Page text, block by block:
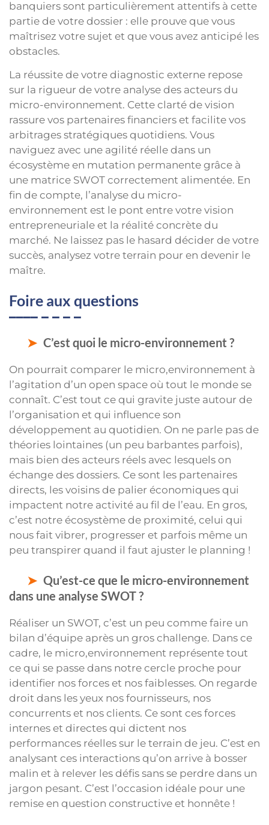
banquiers sont particulièrement attentifs à cette
partie de votre dossier : elle prouve que vous
maîtrisez votre sujet et que vous avez anticipé les
obstacles.
La réussite de votre diagnostic externe repose
sur la rigueur de votre analyse des acteurs du
micro-environnement. Cette clarté de vision
rassure vos partenaires financiers et facilite vos
arbitrages stratégiques quotidiens. Vous
naviguez avec une agilité réelle dans un
écosystème en mutation permanente grâce à
une matrice SWOT correctement alimentée. En
fin de compte, l’analyse du micro-
environnement est le pont entre votre vision
entrepreneuriale et la réalité concrète du
marché. Ne laissez pas le hasard décider de votre
succès, analysez votre terrain pour en devenir le
maître.
Foire aux questions
C’est quoi le micro-environnement ?
On pourrait comparer le micro,environnement à
l’agitation d’un open space où tout le monde se
connaît. C’est tout ce qui gravite juste autour de
l’organisation et qui influence son
développement au quotidien. On ne parle pas de
théories lointaines (un peu barbantes parfois),
mais bien des acteurs réels avec lesquels on
échange des dossiers. Ce sont les partenaires
directs, les voisins de palier économiques qui
impactent notre activité au fil de l’eau. En gros,
c’est notre écosystème de proximité, celui qui
nous fait vibrer, progresser et parfois même un
peu transpirer quand il faut ajuster le planning !
Qu’est-ce que le micro-environnement
dans une analyse SWOT ?
Réaliser un SWOT, c’est un peu comme faire un
bilan d’équipe après un gros challenge. Dans ce
cadre, le micro,environnement représente tout
ce qui se passe dans notre cercle proche pour
identifier nos forces et nos faiblesses. On regarde
droit dans les yeux nos fournisseurs, nos
concurrents et nos clients. Ce sont ces forces
internes et directes qui dictent nos
performances réelles sur le terrain de jeu. C’est en
analysant ces interactions qu’on arrive à bosser
malin et à relever les défis sans se perdre dans un
jargon pesant. C’est l’occasion idéale pour une
remise en question constructive et honnête !